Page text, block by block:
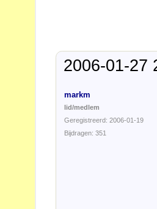
2006-01-27
markm
lid/medlem
Geregistreerd: 2006-01-19
Bijdragen: 351